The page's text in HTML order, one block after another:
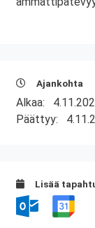
Ajankohta
Alkaa:
Päättyy:
Lisää